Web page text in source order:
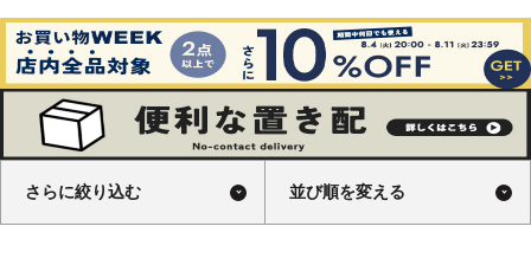
さらに絞り込む 並び順を変える